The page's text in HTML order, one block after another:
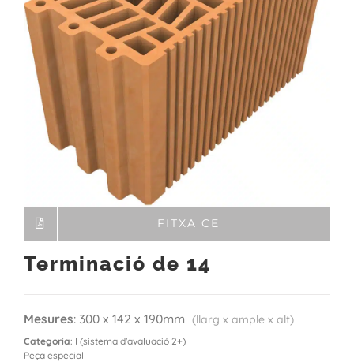
FITXA CE
Terminació de 14
Mesures: 300 x 142 x 190mm (llarg x ample x alt)
Categoria: I (sistema d'avaluació 2+)
Peça especial